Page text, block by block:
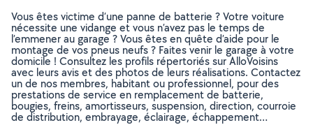
Vous êtes victime d’une panne de batterie ? Votre voiture
nécessite une vidange et vous n’avez pas le temps de
l’emmener au garage ? Vous êtes en quête d’aide pour le
montage de vos pneus neufs ? Faites venir le garage à votre
domicile ! Consultez les profils répertoriés sur AlloVoisins
avec leurs avis et des photos de leurs réalisations. Contactez
un de nos membres, habitant ou professionnel, pour des
prestations de service en remplacement de batterie,
bougies, freins, amortisseurs, suspension, direction, courroie
de distribution, embrayage, éclairage, échappement…